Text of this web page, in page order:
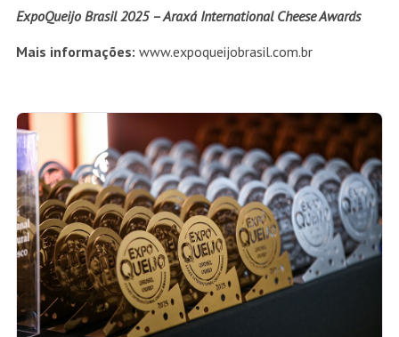
ExpoQueijo Brasil 2025 – Araxá International Cheese Awards
Mais informações: www.expoqueijobrasil.com.br